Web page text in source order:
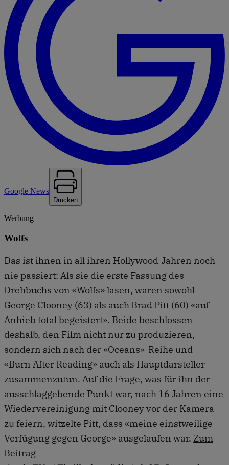
Google News
Drucken
Werbung
Wolfs
Das ist ihnen in all ihren Hollywood-Jahren noch
nie passiert: Als sie die erste Fassung des
Drehbuchs von «Wolfs» lasen, waren sowohl
George Clooney (63) als auch Brad Pitt (60) «auf
Anhieb total begeistert». Beide beschlossen
deshalb, den Film nicht nur zu produzieren,
sondern sich nach der «Oceans»-Reihe und
«Burn After Reading» auch als Hauptdarsteller
zusammenzutun. Auf die Frage, was für ihn der
ausschlaggebende Punkt war, nach 16 Jahren eine
Wiedervereinigung mit Clooney vor der Kamera
zu feiern, witzelte Pitt, dass «meine einstweilige
Verfügung gegen George» ausgelaufen war. Zum
Beitrag